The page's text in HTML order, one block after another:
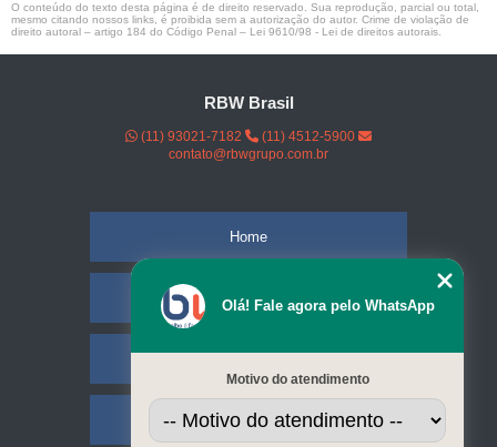
O conteúdo do texto desta página é de direito reservado. Sua reprodução, parcial ou total,
mesmo citando nossos links, é proibida sem a autorização do autor. Crime de violação de
direito autoral – artigo 184 do Código Penal – Lei 9610/98 - Lei de direitos autorais
RBW Brasil
(11) 93021-7182
(11) 4512-5900
contato@rbwgrupo.com.br
Home
Empresa
Serviços
Olá! Fale agora pelo WhatsApp
Motivo do atendimento